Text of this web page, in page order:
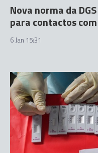
Nova norma da
para contactos
6 Jan 15:31